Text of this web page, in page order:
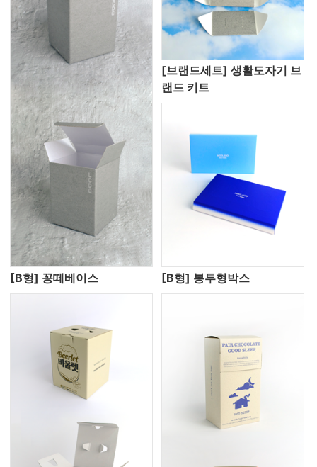
[B형] 꽁떼베이스
[브랜드세트] 생활도자기 브
랜드 키트
[B형] 봉투형박스